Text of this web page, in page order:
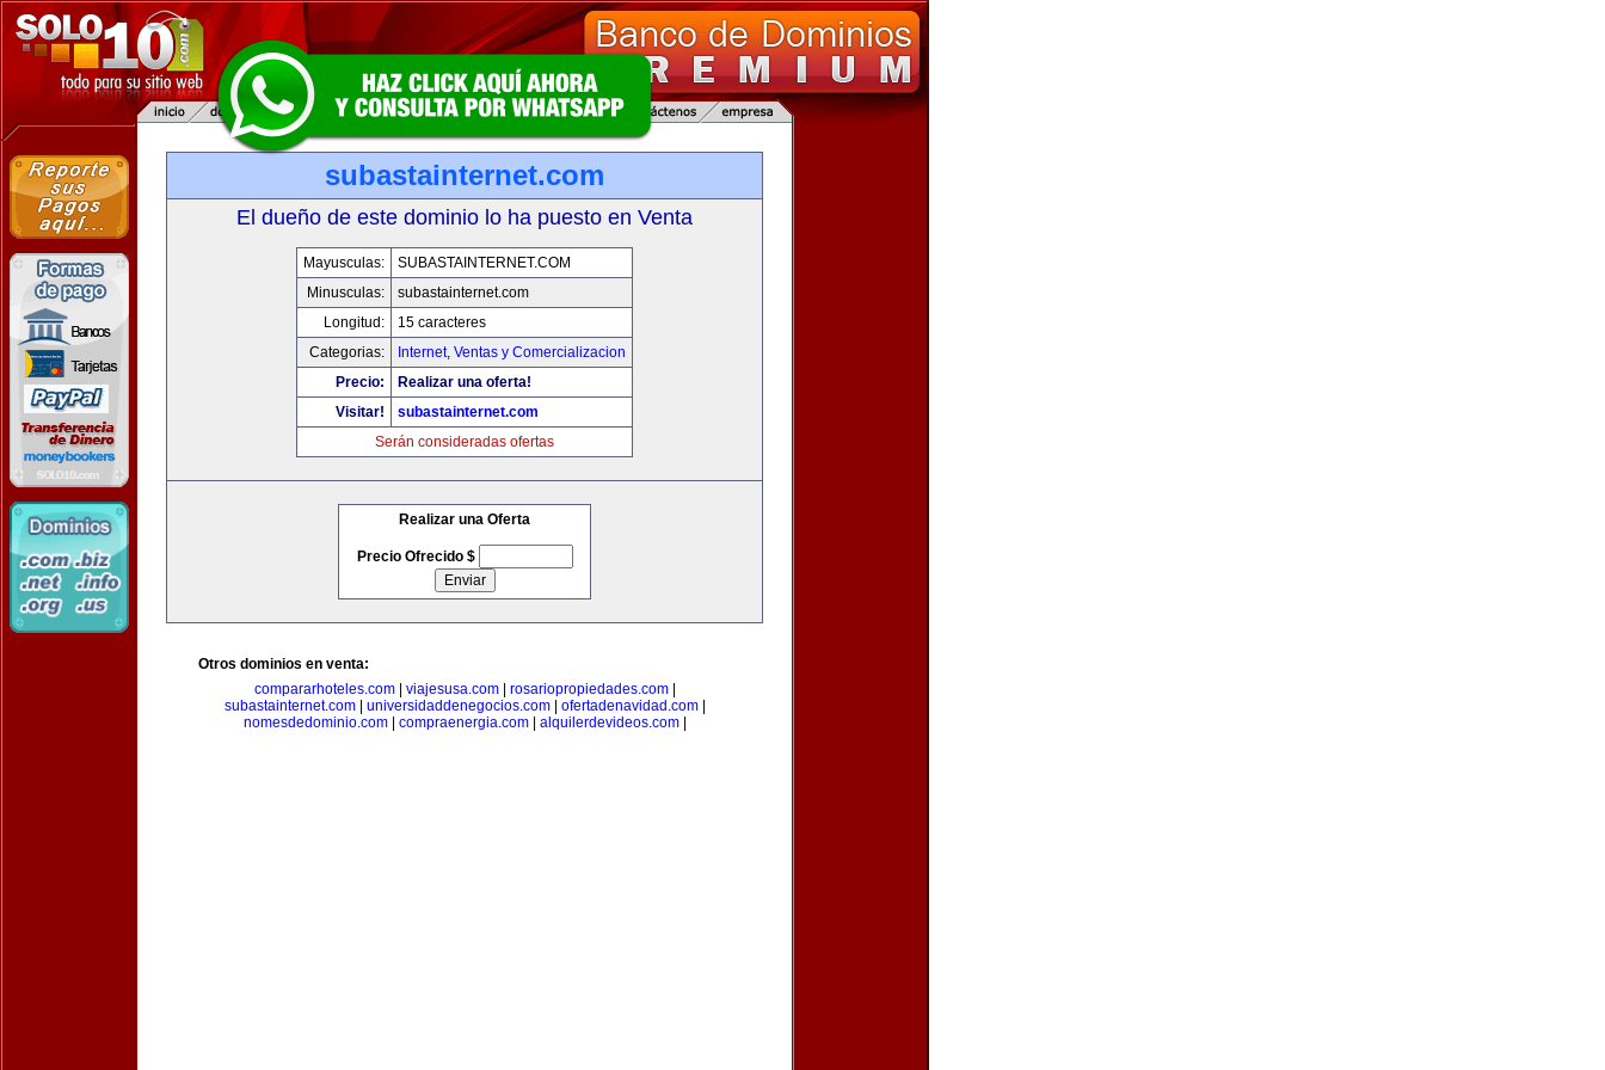
subastainternet.com
El dueño de este dominio lo ha puesto en Venta
Mayusculas:
SUBASTAINTERNET.COM
Minusculas:
subastainternet.com
Longitud:
15 caracteres
Categorias:
Internet, Ventas y Comercializacion
Precio:
Realizar una oferta!
Visitar!
subastainternet.com
Serán consideradas ofertas
Realizar una Oferta
Precio Ofrecido $
Otros dominios en venta:
compararhoteles.com| viajesusa.com| rosariopropiedades.com|
subastainternet.com| universidaddenegocios.com| ofertadenavidad.com|
nomesdedominio.com| compraenergia.com| alquilerdevideos.com|